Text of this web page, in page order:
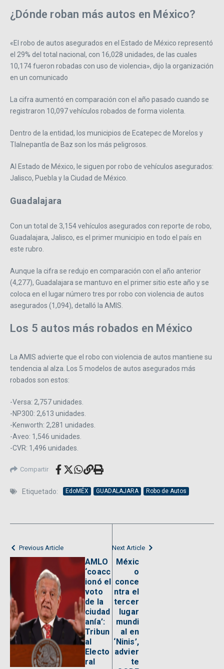
¿Dónde roban más autos en México?
«El robo de autos asegurados en el Estado de México representó
el 29% del total nacional, con 16,028 unidades, de las cuales
10,174 fueron robadas con uso de violencia», dijo la organización
en un comunicado
La cifra aumentó en comparación con el año pasado cuando se
registraron 10,097 vehículos robados de forma violenta.
Dentro de la entidad, los municipios de Ecatepec de Morelos y
Tlalnepantla de Baz son los más peligrosos.
Al Estado de México, le siguen por robo de vehículos asegurados:
Jalisco, Puebla y la Ciudad de México.
Guadalajara
Con un total de 3,154 vehículos asegurados con reporte de robo,
Guadalajara, Jalisco, es el primer municipio en todo el país en
este rubro.
Aunque la cifra se redujo en comparación con el año anterior
(4,277), Guadalajara se mantuvo en el primer sitio este año y se
coloca en el lugar número tres por robo con violencia de autos
asegurados (1,094), detalló la AMIS.
Los 5 autos más robados en México
La AMIS advierte que el robo con violencia de autos mantiene su
tendencia al alza. Los 5 modelos de autos asegurados más
robados son estos:
-Versa: 2,757 unidades.
-NP300: 2,613 unidades.
-Kenworth: 2,281 unidades.
-Aveo: 1,546 unidades.
-CVR: 1,496 unidades.
Compartir
Etiquetado: EdoMÉX GUADALAJARA Robo de Autos
Previous Article
AMLO
‘coacc
ionó el
voto
de la
ciudad
anía’:
Tribun
al
Electo
ral
Next Article
Méxic
o
conce
ntra el
tercer
lugar
mundi
al en
‘Ninis’,
advier
te